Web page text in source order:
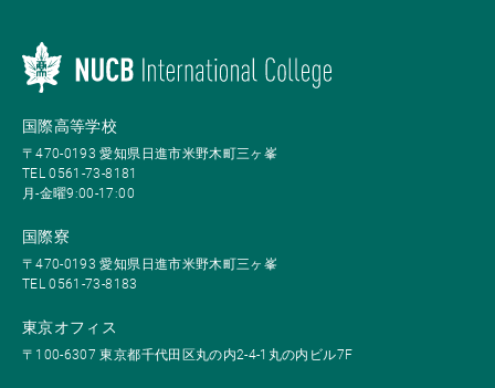
国際高等学校
〒470-0193 愛知県日進市米野木町三ヶ峯
TEL 0561-73-8181
月-金曜9:00-17:00
国際寮
〒470-0193 愛知県日進市米野木町三ヶ峯
TEL 0561-73-8183
東京オフィス
〒100-6307 東京都千代田区丸の内2-4-1丸の内ビル7F